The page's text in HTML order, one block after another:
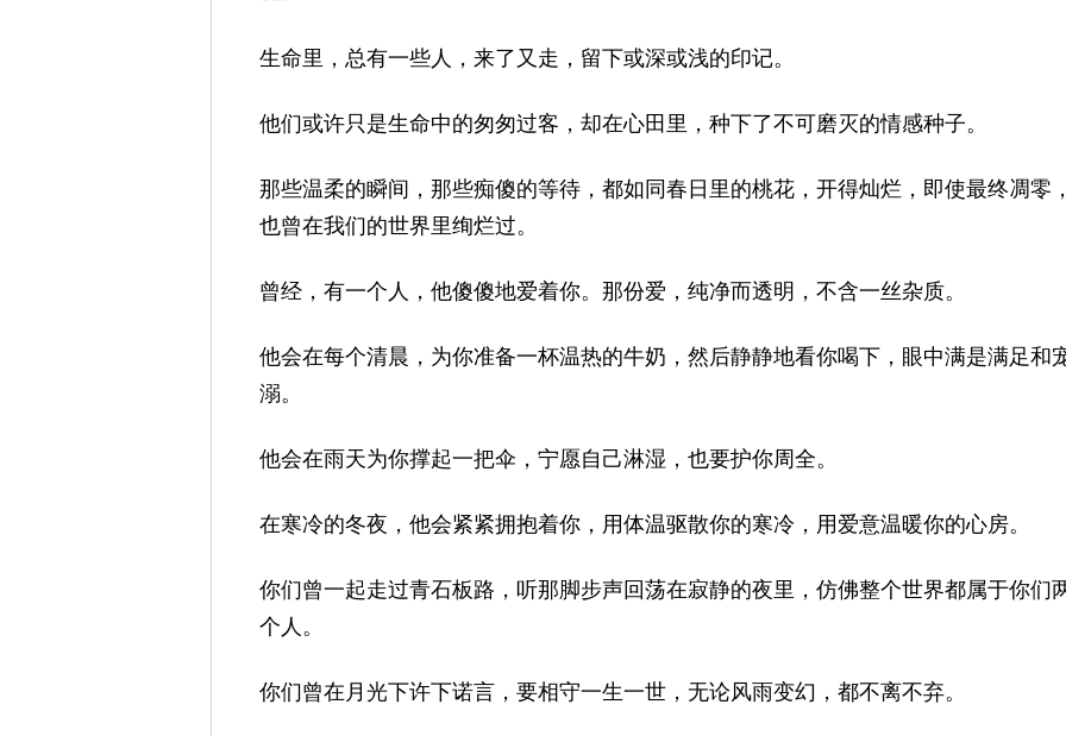
生命里，总有一些人，来了又走，留下或深或浅的印记。
他们或许只是生命中的匆匆过客，却在心田里，种下了不可磨灭的情感种子。
那些温柔的瞬间，那些痴傻的等待，都如同春日里的桃花，开得灿烂，即使最终凋零
也曾在我们的世界里绚烂过。
曾经，有一个人，他傻傻地爱着你。那份爱，纯净而透明，不含一丝杂质。
他会在每个清晨，为你准备一杯温热的牛奶，然后静静地看你喝下，眼中满是满足和
溺。
他会在雨天为你撑起一把伞，宁愿自己淋湿，也要护你周全。
在寒冷的冬夜，他会紧紧拥抱着你，用体温驱散你的寒冷，用爱意温暖你的心房。
你们曾一起走过青石板路，听那脚步声回荡在寂静的夜里，仿佛整个世界都属于你们
个人。
你们曾在月光下许下诺言，要相守一生一世，无论风雨变幻，都不离不弃。